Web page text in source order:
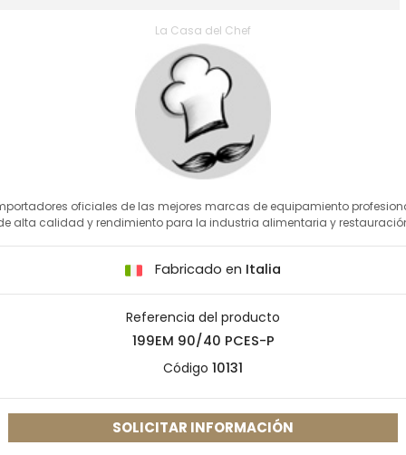
La Casa del Chef
oficiales de las mejores marcas de equipamiento
alta calidad y rendimiento para la industria alimentaria y
Fabricado en Italia
Referencia del producto
199EM 90/40 PCES-P
Código 10131
SOLICITAR INFORMACIÓN